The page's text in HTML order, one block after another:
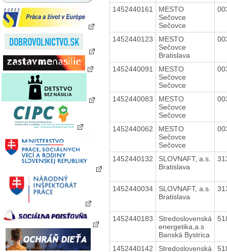
1452440161
MESTO
Sečovce
Sečovce
1452440123
MESTO
Sečovce
Bratislava
1452440091
MESTO
Sečovce
Sečovce
1452440083
MESTO
Sečovce
Sečovce
1452440062
MESTO
Sečovce
Sečovce
1452440132
SLOVNAFT, a.s.
Bratislava
1452440034
SLOVNAFT, a.s.
Bratislava
1452440183
Stredoslovenská
energetika,a.s
Banská Bystrica
1452440142 Stredoslovenská